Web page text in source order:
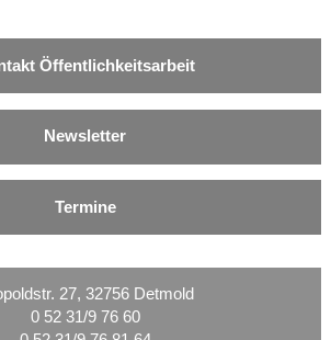
Öffentlichkeitsarbeit
Newsletter
Termine
27, 32756 Detmold
0 52 31/9 76 60